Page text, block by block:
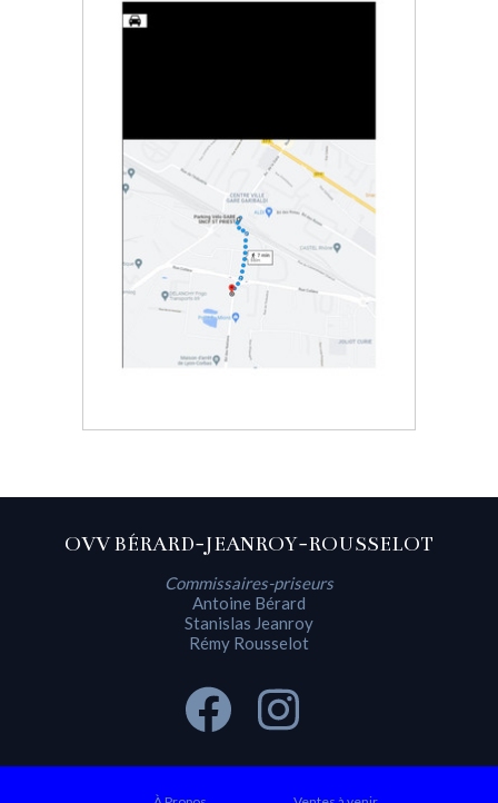
OVV BÉRARD-JEANROY-ROUSSELOT
Commissaires-priseurs
Antoine Bérard
Stanislas Jeanroy
Rémy Rousselot